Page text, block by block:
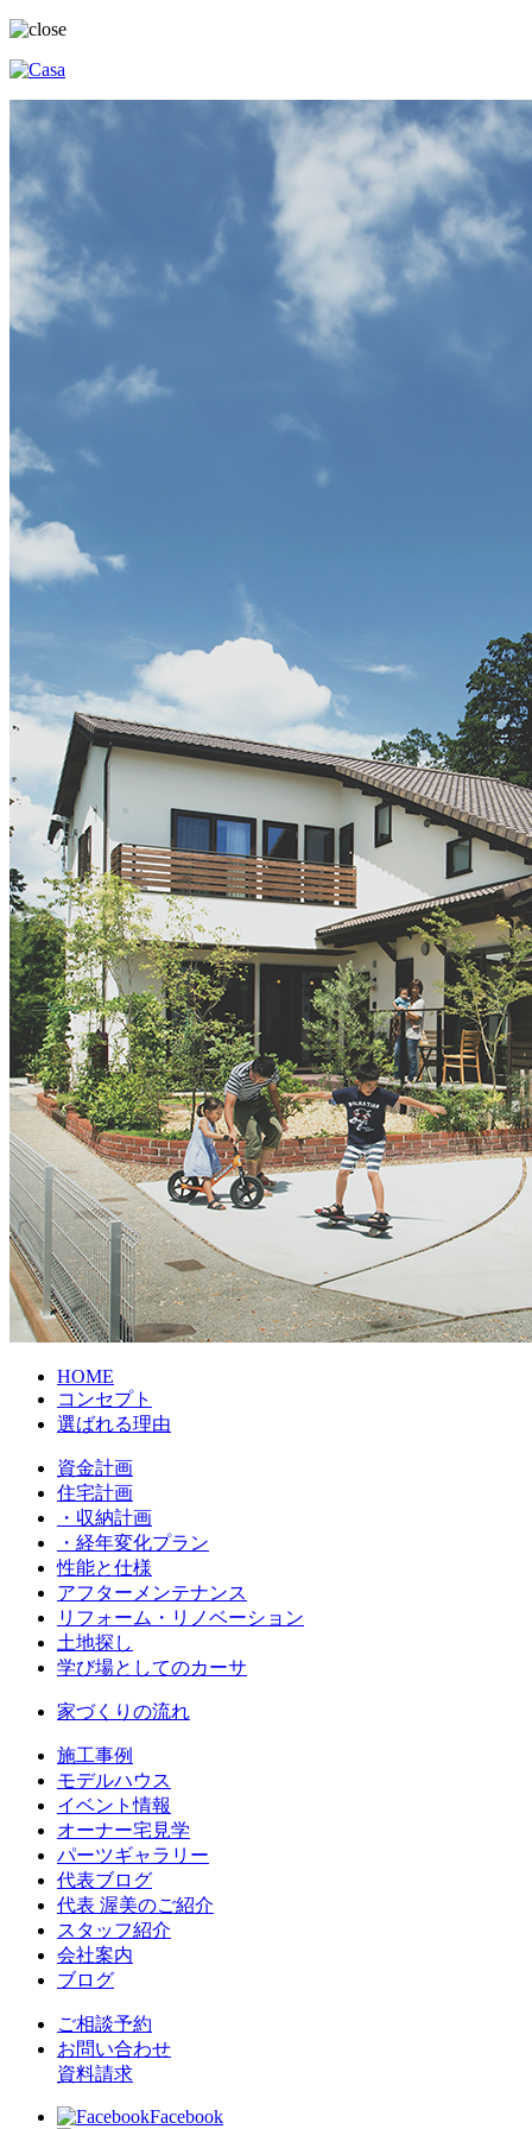
HOME
コンセプト
選ばれる理由
資金計画
住宅計画
・収納計画
・経年変化プラン
性能と仕様
アフターメンテナンス
リフォーム・リノベーション
土地探し
学び場としてのカーサ
家づくりの流れ
施工事例
モデルハウス
イベント情報
オーナー宅見学
パーツギャラリー
代表ブログ
代表 渥美のご紹介
スタッフ紹介
会社案内
ブログ
ご相談予約
お問い合わせ
資料請求
Facebook